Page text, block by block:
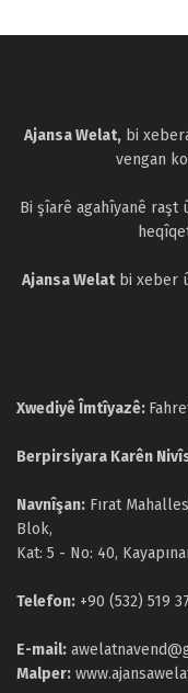
Ajansa Welat, bi
vengan
Bi şîarê agahîyanê raşt
Ajansa Welatbi xeber
Xwediyê Îmtîyazê:
Berpirsiyara Karên
Navnîşan: Fırat
Blok,
Kat: 5 - No: 40,
Telefon: +90 (532) 519
E-mail:
Malper: